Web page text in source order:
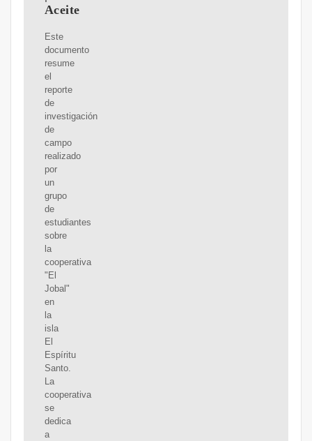
Aceite
Este
documento
resume
el
reporte
de
investigación
de
campo
realizado
por
un
grupo
de
estudiantes
sobre
la
cooperativa
"El
Jobal"
en
la
isla
El
Espíritu
Santo.
La
cooperativa
se
dedica
a